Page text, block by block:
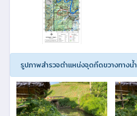
รูปภาพสำรวจตำแหน่งจุดกีดขวางทางน้ำ